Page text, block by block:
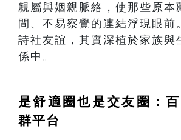
親屬與姻親脈絡，使那些原本
間、不易察覺的連結浮現眼前
詩社友誼，其實深植於家族與
係中。
是舒適圈也是交友圈：
群平台